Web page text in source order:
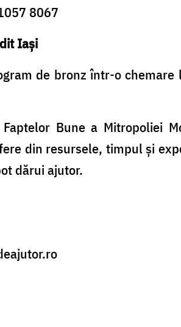
8067
Iași
de bronz într-o
Bune a Mitropoliei
din resursele, timpul și
dărui ajutor.